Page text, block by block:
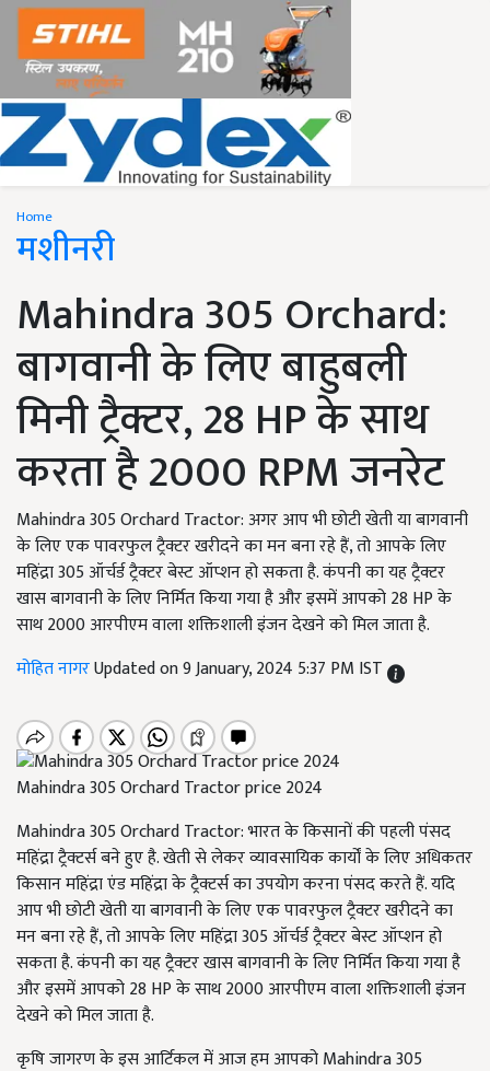
Home
मशीनरी
Mahindra 305 Orchard:
बागवानी के लिए बाहुबली
मिनी ट्रैक्टर, 28 HP के साथ
करता है 2000 RPM जनरेट
Mahindra 305 Orchard Tractor: अगर आप भी छोटी खेती या बागवानी
के लिए एक पावरफुल ट्रैक्टर खरीदने का मन बना रहे हैं, तो आपके लिए
महिंद्रा 305 ऑर्चर्ड ट्रैक्टर बेस्ट ऑप्शन हो सकता है. कंपनी का यह ट्रैक्टर
खास बागवानी के लिए निर्मित किया गया है और इसमें आपको 28 HP के
साथ 2000 आरपीएम वाला शक्तिशाली इंजन देखने को मिल जाता है.
मोहित नागरUpdated on 9 January, 2024 5:37 PM IST
Mahindra 305 Orchard Tractor price 2024
Mahindra 305 Orchard Tractor: भारत के किसानों की पहली पंसद
महिंद्रा ट्रैक्टर्स बने हुए है. खेती से लेकर व्यावसायिक कार्यों के लिए अधिकतर
किसान महिंद्रा एंड महिंद्रा के ट्रैक्टर्स का उपयोग करना पंसद करते हैं. यदि
आप भी छोटी खेती या बागवानी के लिए एक पावरफुल ट्रैक्टर खरीदने का
मन बना रहे हैं, तो आपके लिए महिंद्रा 305 ऑर्चर्ड ट्रैक्टर बेस्ट ऑप्शन हो
सकता है. कंपनी का यह ट्रैक्टर खास बागवानी के लिए निर्मित किया गया है
और इसमें आपको 28 HP के साथ 2000 आरपीएम वाला शक्तिशाली इंजन
देखने को मिल जाता है.
कृषि जागरण के इस आर्टिकल में आज हम आपको Mahindra 305